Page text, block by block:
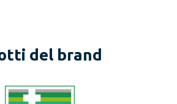
del brand